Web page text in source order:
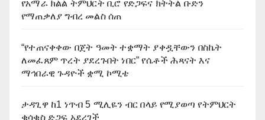
የአማራ ክልል ትምህርት ቢሮ የድጋፍና ክትትል ቡድን
የማጠቃለያ ግብረ መልስ ሰጠ
“የተጠናቀቀው በጀት ዓመት ተቋማት ያቀዷቸውን በስኬት
ለመፈጸም ጥረት ያደረጉበት ነበር” የሴቶች ሕጻናት እና
ማኅበራዊ ጉዳዮች ቋሚ ኮሚቴ
ታዳጊዋ ከ1 ነጥብ 5 ሚሊዬን ብር በላይ የሚያወጣ የትምህርት
ቁሳቁስ ድጋፍ አደረገች